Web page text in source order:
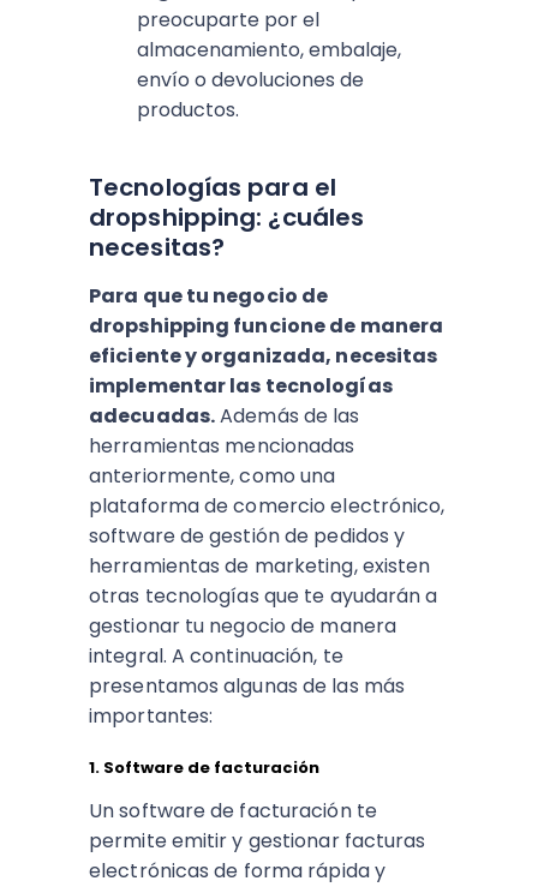
preocuparte por el
almacenamiento, embalaje,
envío o devoluciones de
productos.
Tecnologías para el
dropshipping: ¿cuáles
necesitas?
Para que tu negocio de
dropshipping funcione de manera
eficiente y organizada, necesitas
implementar las tecnologías
adecuadas.Además de las
herramientas mencionadas
anteriormente, como una
plataforma de comercio electrónico,
software de gestión de pedidos y
herramientas de marketing, existen
otras tecnologías que te ayudarán a
gestionar tu negocio de manera
integral. A continuación, te
presentamos algunas de las más
importantes:
1. Software de facturación
Un software de facturación te
permite emitir y gestionar facturas
electrónicas de forma rápida y